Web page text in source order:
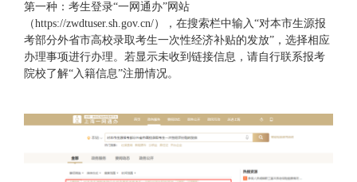
第一种：考生登录“一网通办”网站
（https://zwdtuser.sh.gov.cn/），在搜索栏中输入“对本市生源报
考部分外省市高校录取考生一次性经济补贴的发放”，选择相应
办理事项进行办理。若显示未收到链接信息，请自行联系报考
院校了解“入籍信息”注册情况。